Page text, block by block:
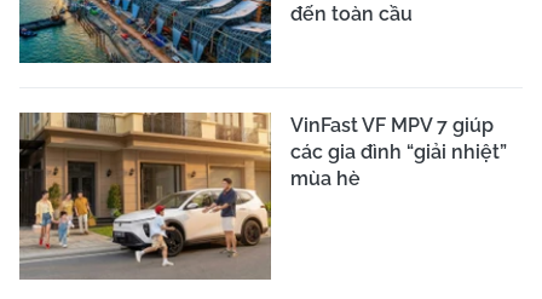
đến toàn cầu
VinFast VF MPV 7 giúp
các gia đình “giải nhiệt”
mùa hè